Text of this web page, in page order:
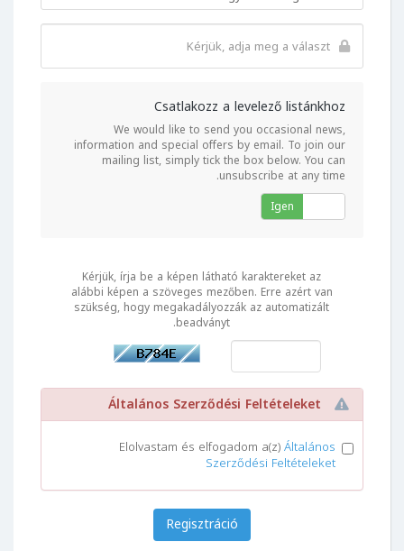
Csatlakozz a levelező listánkhoz
We would like to send you occasional news,
information and special offers by email. To join our
mailing list, simply tick the box below. You can
unsubscribe at any time.
Igen
Kérjük, írja be a képen látható karaktereket az
alábbi képen a szöveges mezőben. Erre azért van
szükség, hogy megakadályozzák az automatizált
beadványt.
Elolvastam és elfogadom a(z)Általános
Szerződési Feltételeket